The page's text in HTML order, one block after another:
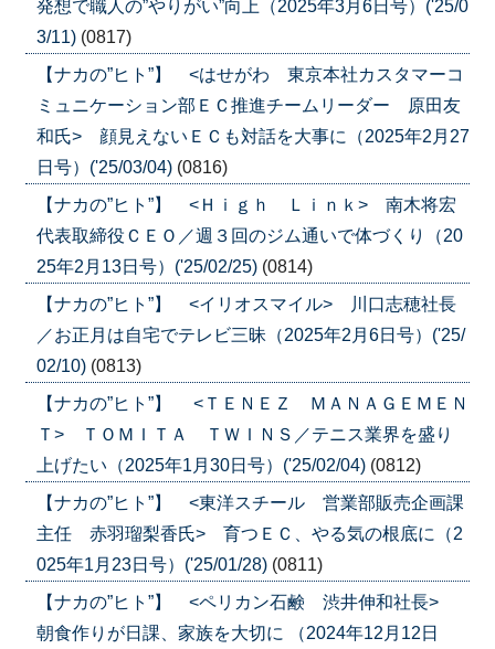
発想で職人の”やりがい”向上（2025年3月6日号）('25/0
3/11) (0817)
【ナカの”ヒト”】 <はせがわ 東京本社カスタマーコ
ミュニケーション部ＥＣ推進チームリーダー 原田友
和氏> 顔見えないＥＣも対話を大事に（2025年2月27
日号）('25/03/04) (0816)
【ナカの”ヒト”】 <Ｈｉｇｈ Ｌｉｎｋ> 南木将宏
代表取締役ＣＥＯ／週３回のジム通いで体づくり（20
25年2月13日号）('25/02/25) (0814)
【ナカの”ヒト”】 <イリオスマイル> 川口志穂社長
／お正月は自宅でテレビ三昧（2025年2月6日号）('25/
02/10) (0813)
【ナカの”ヒト”】 <ＴＥＮＥＺ ＭＡＮＡＧＥＭＥＮ
Ｔ> ＴＯＭＩＴＡ ＴＷＩＮＳ／テニス業界を盛り
上げたい（2025年1月30日号）('25/02/04) (0812)
【ナカの”ヒト”】 <東洋スチール 営業部販売企画課
主任 赤羽瑠梨香氏> 育つＥＣ、やる気の根底に（2
025年1月23日号）('25/01/28) (0811)
【ナカの”ヒト”】 <ペリカン石鹸 渋井伸和社長>
朝食作りが日課、家族を大切に （2024年12月12日